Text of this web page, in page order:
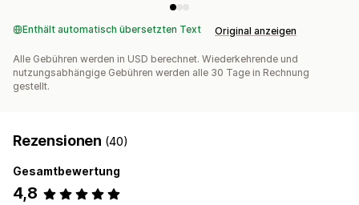
Enthält automatisch übersetzten Text Original anzeigen
Alle Gebühren werden in USD berechnet. Wiederkehrende und
nutzungsabhängige Gebühren werden alle 30 Tage in Rechnung
gestellt.
Rezensionen (40)
Gesamtbewertung
4,8